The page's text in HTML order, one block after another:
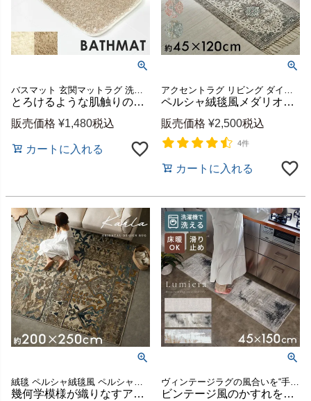
バスマット 玄関マットラグ 洗える ２枚セット 新生活
とろけるような肌触りのマイクロファイバーバスマット 選べる2枚セット 約40×60cm 洗える [b100-40x60]
販売価格 ¥1,480税込
カートに入れる
アクセントラグ リビング ダイニング 寝室 ベッド カーペット 絨毯 アンティーク調 ペルシャ絨毯調 ビンテージ風 ビンテージ調 オールシーズン 春 夏 秋 冬 ギフト プレゼント
ペルシャ絨毯風メダリオン柄のキッチンマット 約45×120cm ヴィンテージ調 インド製 [34593]
販売価格 ¥2,500税込
4件
カートに入れる
絨毯 ペルシャ絨毯風 ペルシャ風 マット ホットカーペット 床暖房 可 オリエンタル エジプトラグ マット デザインラグ 約 3畳 敷物 寝室 ダイニング 模様 柄 ヴィンテージ風 ビンテージ風
幾何学模様が織りなすアンティークな表情 エジプト製ウィルトンラグ 約200×250cm (3畳相当) [eg84272]
ヴィンテージラグの風合いを“手軽に・清潔に”楽しめるウォッシャブルラグマット
ビンテージ風のかすれを再現したアブストラクトデザインのおしゃれなキッチンマット Lumiera /約45x150cm 洗濯機で丸洗いOK 薄手で簡単お掃除＆軽くて畳めてラクラク収納 床暖ホットカーペット対応のオールシーズンOK [84411]